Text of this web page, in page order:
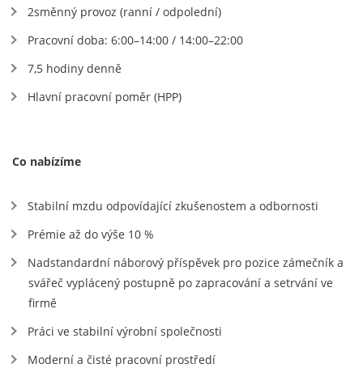
2směnný provoz (ranní / odpolední)
Pracovní doba: 6:00–14:00 / 14:00–22:00
7,5 hodiny denně
Hlavní pracovní poměr (HPP)
Co nabízíme
Stabilní mzdu odpovídající zkušenostem a odbornosti
Prémie až do výše 10 %
Nadstandardní náborový příspěvek pro pozice zámečník a
svářeč vyplácený postupně po zapracování a setrvání ve
firmě
Práci ve stabilní výrobní společnosti
Moderní a čisté pracovní prostředí